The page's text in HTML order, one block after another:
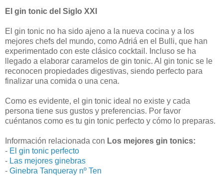
El gin tonic del Siglo XXI
El gin tonic no ha sido ajeno a la nueva cocina y a los
mejores chefs del mundo, como Adriá en el Bulli, que han
experimentado con este clásico cocktail. Incluso se ha
llegado a elaborar caramelos de gin tonic. Al gin tonic se le
reconocen propiedades digestivas, siendo perfecto para
finalizar una comida o una cena.
Como es evidente, el gin tonic ideal no existe y cada
persona tiene sus gustos y preferencias. Por favor
cuéntanos como es tu gin tonic perfecto y cómo lo preparas.
Información relacionada con Los mejores gin tonics:
- El gin tonic perfecto
- Las mejores ginebras
- Ginebra Tanqueray nº Ten